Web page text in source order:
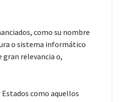
como su nombre
o sistema informático
relevancia o,
como aquellos